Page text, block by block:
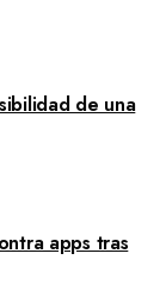
de una
apps tras